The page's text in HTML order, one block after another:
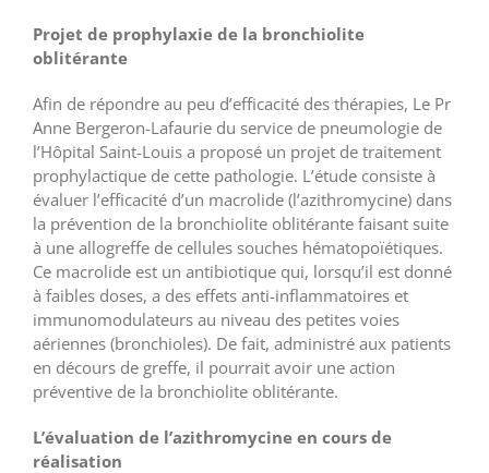
Projet de prophylaxie de la bronchiolite
oblitérante
Afin de répondre au peu d’efficacité des thérapies, Le Pr
Anne Bergeron-Lafaurie du service de pneumologie de
l’Hôpital Saint-Louis a proposé un projet de traitement
prophylactique de cette pathologie. L’étude consiste à
évaluer l’efficacité d’un macrolide (l’azithromycine) dans
la prévention de la bronchiolite oblitérante faisant suite
à une allogreffe de cellules souches hématopoïétiques.
Ce macrolide est un antibiotique qui, lorsqu’il est donné
à faibles doses, a des effets anti-inflammatoires et
immunomodulateurs au niveau des petites voies
aériennes (bronchioles). De fait, administré aux patients
en décours de greffe, il pourrait avoir une action
préventive de la bronchiolite oblitérante.
L’évaluation de l’azithromycine en cours de
réalisation